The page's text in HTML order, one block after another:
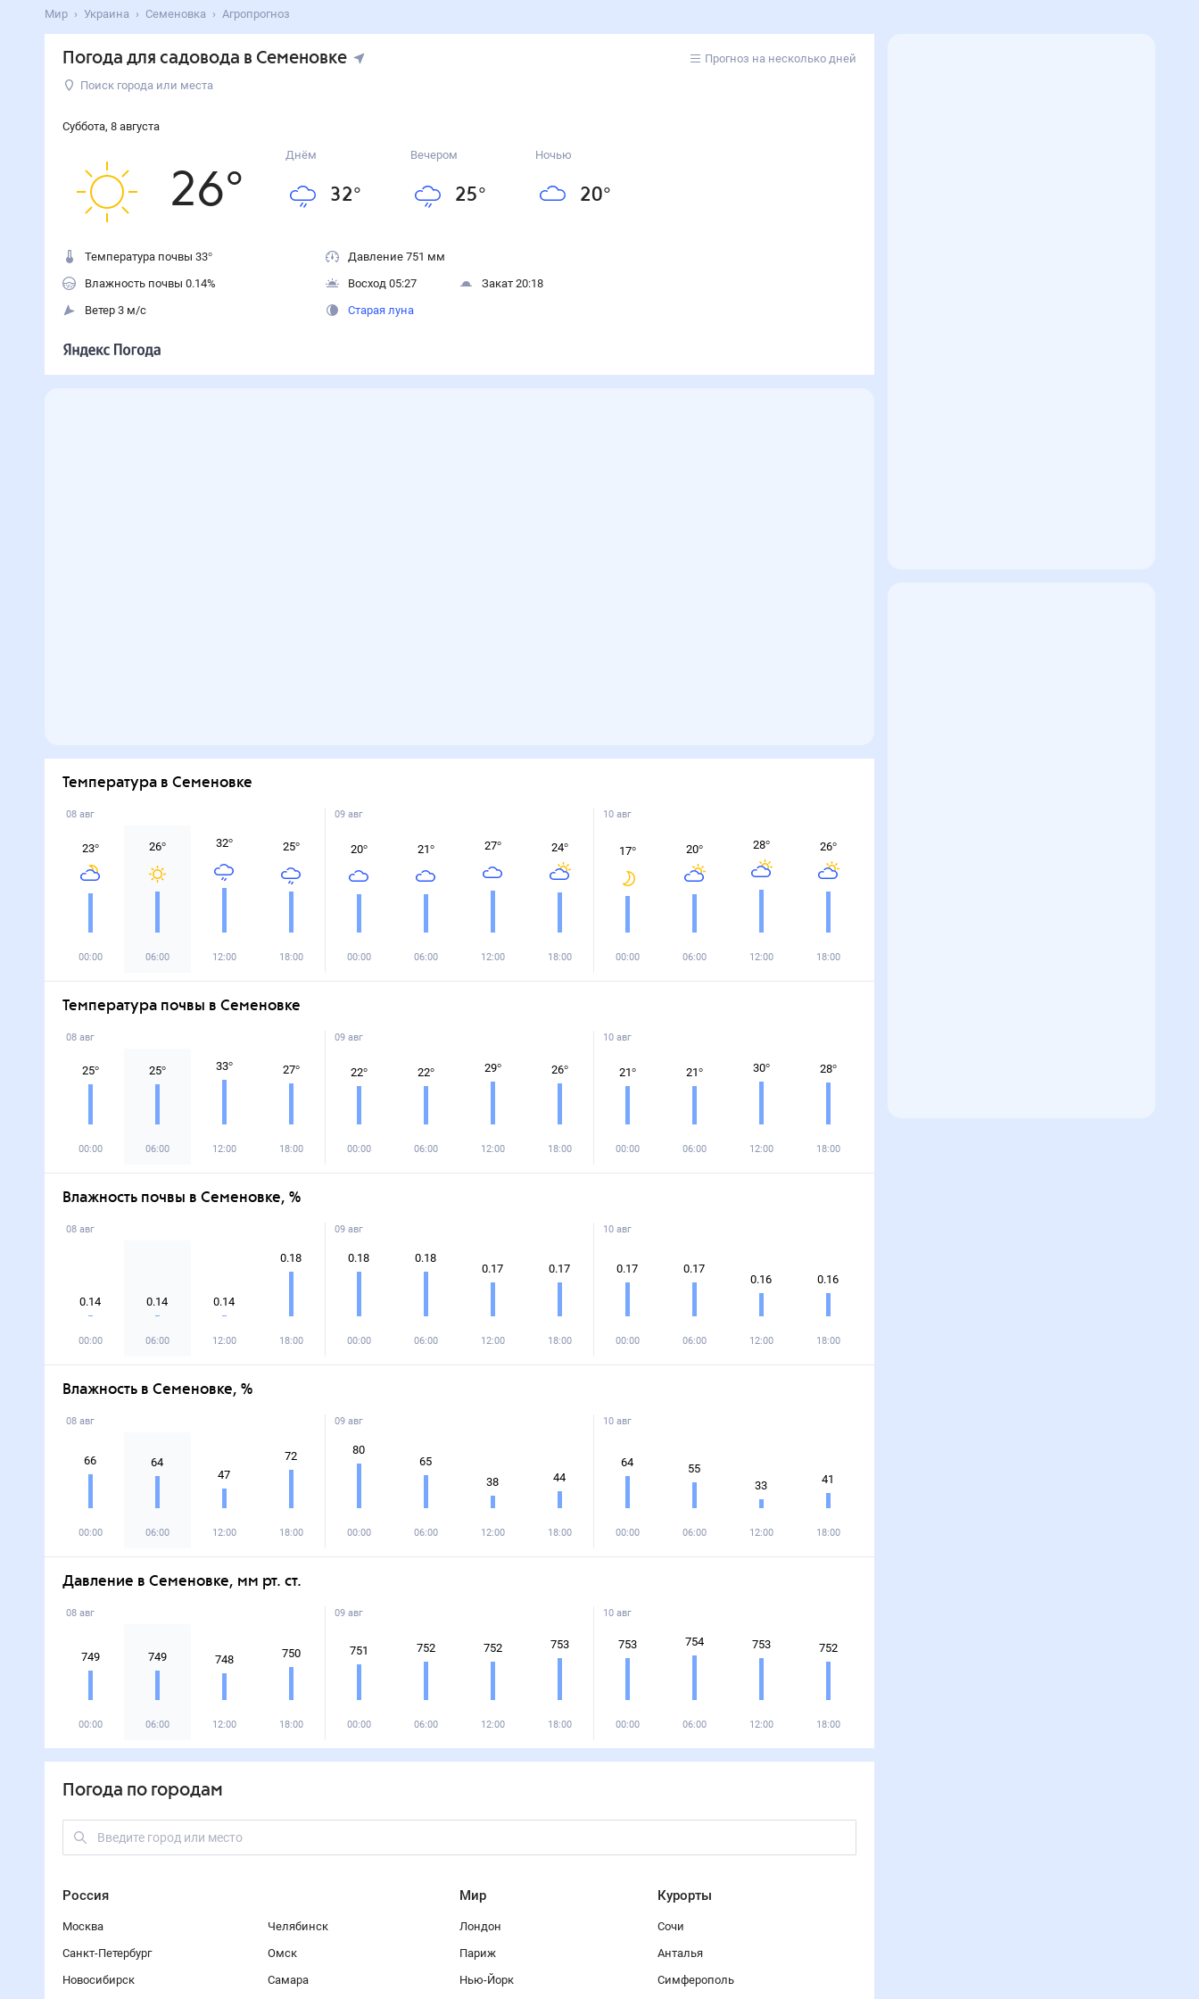
Мир Украина Семеновка Агропрогноз
Погода для садовода в Семеновке
Прогноз на несколько дней
Поиск города или места
Суббота, 8 августа
26°
Днём
32°
Вечером
25°
Ночью
20°
Температура почвы 33°
Влажность почвы 0.14%
Ветер 3 м/с
Давление 751 мм
Восход 05:27
Закат 20:18
Старая луна
Температура в Семеновке
08 авг
23°
00:00
26°
06:00
32°
12:00
25°
18:00
09 авг
20°
00:00
21°
06:00
27°
12:00
24°
18:00
10 авг
17°
00:00
20°
06:00
28°
12:00
26°
18:00
Температура почвы в Семеновке
08 авг
25°
00:00
25°
06:00
33°
12:00
27°
18:00
09 авг
22°
00:00
22°
06:00
29°
12:00
26°
18:00
10 авг
21°
00:00
21°
06:00
30°
12:00
28°
18:00
Влажность почвы в Семеновке, %
08 авг
0.14
00:00
0.14
06:00
0.14
12:00
0.18
18:00
09 авг
0.18
00:00
0.18
06:00
0.17
12:00
0.17
18:00
10 авг
0.17
00:00
0.17
06:00
0.16
12:00
0.16
18:00
Влажность в Семеновке, %
08 авг
66
00:00
64
06:00
47
12:00
72
18:00
09 авг
80
00:00
65
06:00
38
12:00
44
18:00
10 авг
64
00:00
55
06:00
33
12:00
41
18:00
Давление в Семеновке, мм рт. ст.
08 авг
749
00:00
749
06:00
748
12:00
750
18:00
09 авг
751
00:00
752
06:00
752
12:00
753
18:00
10 авг
753
00:00
754
06:00
753
12:00
752
18:00
Погода по городам
Россия
Москва
Санкт-Петербург
Новосибирск
Челябинск
Омск
Самара
Мир
Лондон
Париж
Нью-Йорк
Курорты
Сочи
Анталья
Симферополь